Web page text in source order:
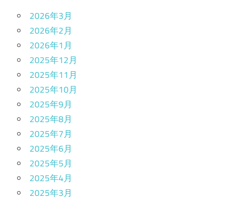
2026年3月
2026年2月
2026年1月
2025年12月
2025年11月
2025年10月
2025年9月
2025年8月
2025年7月
2025年6月
2025年5月
2025年4月
2025年3月